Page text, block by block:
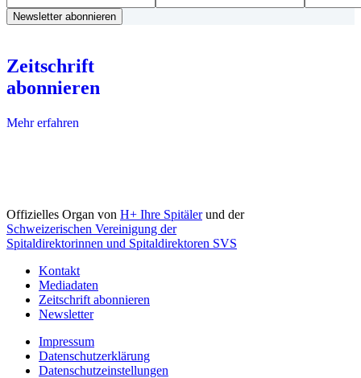
Zeitschrift
abonnieren
Mehr erfahren
Offizielles Organ von H+ Ihre Spitälerund der
Schweizerischen Vereinigung der
Spitaldirektorinnen und Spitaldirektoren SVS
Kontakt
Mediadaten
Zeitschrift abonnieren
Newsletter
Impressum
Datenschutzerklärung
Datenschutzeinstellungen